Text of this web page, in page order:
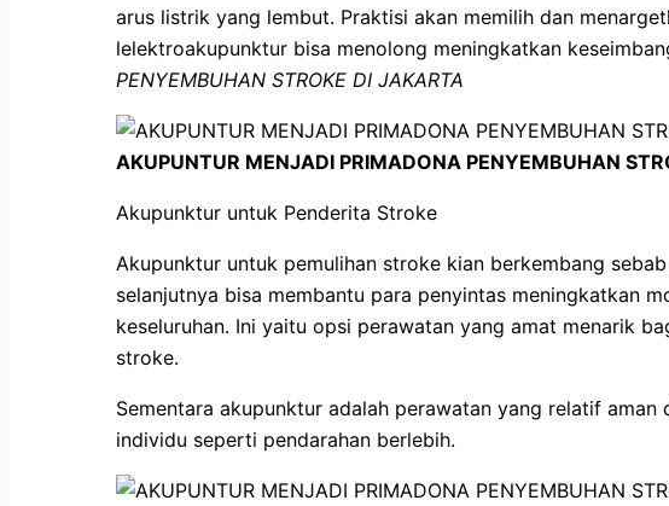
arus listrik yang lembut. Praktisi akan memilih dan
lelektroakupunktur bisa menolong meningkatkan
PENYEMBUHAN STROKE DI JAKARTA
AKUPUNTUR MENJADI PRIMADONA PENYEMBUHAN
Akupunktur untuk Penderita Stroke
Akupunktur untuk pemulihan stroke kian berkembang
selanjutnya bisa membantu para penyintas meningkatkan
keseluruhan. Ini yaitu opsi perawatan yang amat menarik
stroke.
Sementara akupunktur adalah perawatan yang relatif
individu seperti pendarahan berlebih.